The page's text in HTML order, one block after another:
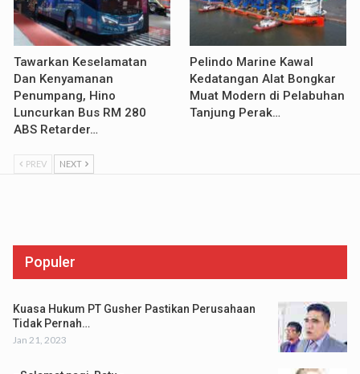
Tawarkan Keselamatan
Dan Kenyamanan
Penumpang, Hino
Luncurkan Bus RM 280
ABS Retarder…
Pelindo Marine Kawal
Kedatangan Alat Bongkar
Muat Modern di Pelabuhan
Tanjung Perak…
PREV NEXT
Populer
Kuasa Hukum PT Gusher Pastikan Perusahaan
Tidak Pernah…
Jan 21, 2023